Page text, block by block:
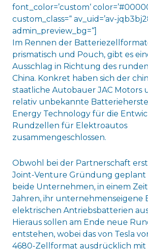
font_color=’custom‘
custom_class=“ av_uid=’av-
admin_preview_bg=“]
Im Rennen der
prismatisch und Pouch, gibt es
Ausschlag in Richtung des
China. Konkret haben sich der
staatliche Autobauer JAC Motors
relativ unbekannte
Energy Technology für die
Rundzellen für Elektroautos
zusammengeschlossen.
Obwohl bei der Partnerschaft
Joint-Venture Gründung geplant
beide Unternehmen, in einem
Jahren, ihr unternehmenseigene
elektrischen Antriebsbatterien
Hieraus sollen am Ende neue
entstehen, wobei das von Tesla
4680-Zellformat ausdrücklich